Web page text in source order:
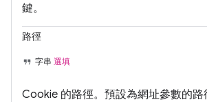
鍵。
路徑
字串 選填
Cookie 的路徑。預設為網址參數的路